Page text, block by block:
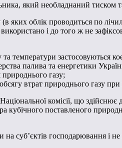
який необладнаний тиском
яких облік проводиться по
і до того ж не
температури застосовуються
палива та енергетики
газу;
втрат природнього газу
комісії, що
поставленого
суб’єктів господарювання і